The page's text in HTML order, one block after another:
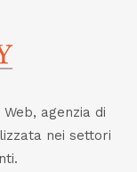
agenzia di
nei settori